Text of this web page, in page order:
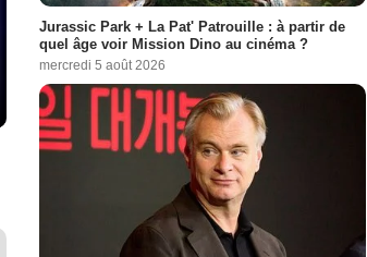
Jurassic Park + La Pat' Patrouille : à partir de
quel âge voir Mission Dino au cinéma ?
mercredi 5 août 2026